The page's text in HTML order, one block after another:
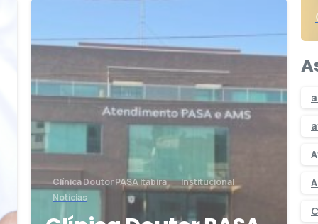
do Brasil pela
Newsweek
Clínica Doutor PASA Itabira
Institucional
Notícias